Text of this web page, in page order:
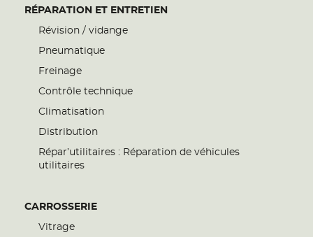
RÉPARATION ET ENTRETIEN
Révision / vidange
Pneumatique
Freinage
Contrôle technique
Climatisation
Distribution
Répar’utilitaires : Réparation de véhicules
utilitaires
CARROSSERIE
Vitrage